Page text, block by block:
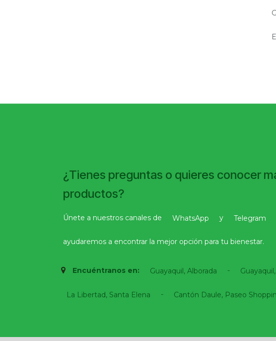
Encuéntranos en: Guayaquil, Alborada -
La Libertad, Santa Elena - Cantón Daule, Paseo
¿Tienes preguntas o quieres conocer
productos?
Únete a nuestros canales de WhatsApp y Telegram
ayudaremos a encontrar la mejor opción para tu bienestar.